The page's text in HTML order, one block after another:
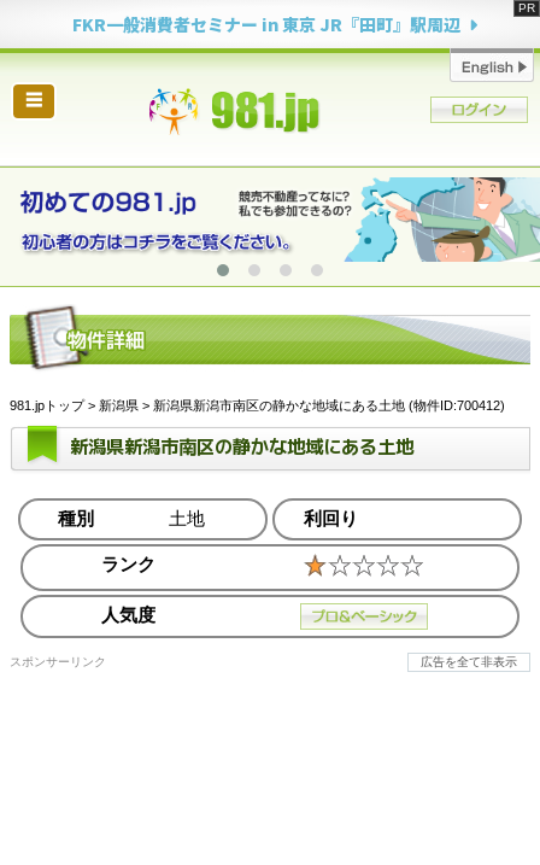
FKR一般消費者セミナー in 東京 JR『田町』駅周辺
☰
981.jpトップ> 新潟県 > 新潟県新潟市南区の静かな地域にある土地 (物件ID:700412)
新潟県新潟市南区の静かな地域にある土地
種別 土地 利回り
ランク
人気度
スポンサーリンク 広告を全て非表示